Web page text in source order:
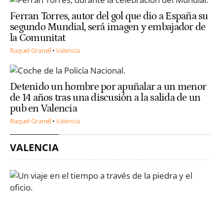
Ferran Torres, autor del gol que dio a España su
segundo Mundial, será imagen y embajador de
la Comunitat
Raquel Granell Valencia
Detenido un hombre por apuñalar a un menor
de 14 años tras una discusión a la salida de un
pub en Valencia
Raquel Granell Valencia
VALENCIA